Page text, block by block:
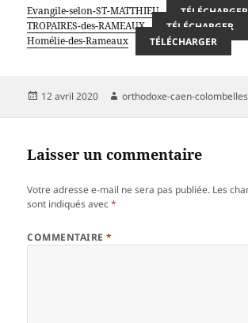
Evangile-selon-ST-MATTHIEU
TÉLÉCHARGER
TROPAIRES-des-RAMEAUX
TÉLÉCHARGER
Homélie-des-Rameaux
TÉLÉCHARGER
Publié
12 avril 2020 Auteur
orthodoxe-caen-colombelles
Laisser un commentaire
Votre adresse e-mail ne sera pas publiée. Les
sont indiqués avec*
COMMENTAIRE*